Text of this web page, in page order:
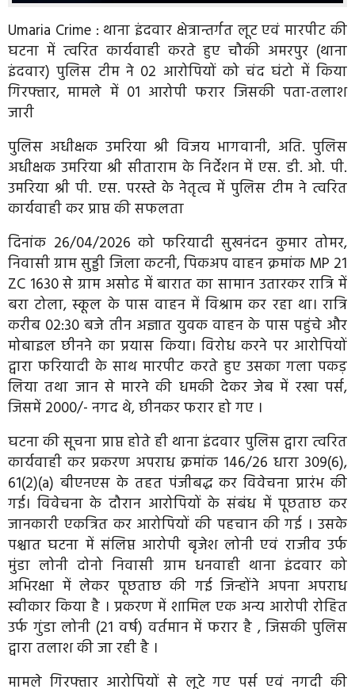
Umaria Crime : थाना इंदवार क्षेत्रान्तर्गत लूट एवं मारपीट की
घटना में त्वरित कार्यवाही करते हुए चौकी अमरपुर (थाना
इंदवार) पुलिस टीम ने 02 आरोपियों को चंद घंटो में किया
गिरफ्तार, मामले में 01 आरोपी फरार जिसकी पता-तलाश
जारी
पुलिस अधीक्षक उमरिया श्री विजय भागवानी, अति. पुलिस
अधीक्षक उमरिया श्री सीताराम के निर्देशन में एस. डी. ओ. पी.
उमरिया श्री पी. एस. परस्ते के नेतृत्व में पुलिस टीम ने त्वरित
कार्यवाही कर प्राप्त की सफलता
दिनांक 26/04/2026 को फरियादी सुखनंदन कुमार तोमर,
निवासी ग्राम सुड्डी जिला कटनी, पिकअप वाहन क्रमांक MP 21
ZC 1630 से ग्राम असोढ में बारात का सामान उतारकर रात्रि में
बरा टोला, स्कूल के पास वाहन में विश्राम कर रहा था। रात्रि
करीब 02:30 बजे तीन अज्ञात युवक वाहन के पास पहुंचे और
मोबाइल छीनने का प्रयास किया। विरोध करने पर आरोपियों
द्वारा फरियादी के साथ मारपीट करते हुए उसका गला पकड़
लिया तथा जान से मारने की धमकी देकर जेब में रखा पर्स,
जिसमें ₹2000/- नगद थे, छीनकर फरार हो गए ।
घटना की सूचना प्राप्त होते ही थाना इंदवार पुलिस द्वारा त्वरित
कार्यवाही कर प्रकरण अपराध क्रमांक 146/26 धारा 309(6),
61(2)(a) बीएनएस के तहत पंजीबद्ध कर विवेचना प्रारंभ की
गई। विवेचना के दौरान आरोपियों के संबंध में पूछताछ कर
जानकारी एकत्रित कर आरोपियों की पहचान की गई । उसके
पश्चात घटना में संलिप्त आरोपी बृजेश लोनी एवं राजीव उर्फ
मुंडा लोनी दोनो निवासी ग्राम धनवाही थाना इंदवार को
अभिरक्षा में लेकर पूछताछ की गई जिन्होंने अपना अपराध
स्वीकार किया है । प्रकरण में शामिल एक अन्य आरोपी रोहित
उर्फ गुंडा लोनी (21 वर्ष) वर्तमान में फरार है , जिसकी पुलिस
द्वारा तलाश की जा रही है ।
मामले गिरफ्तार आरोपियों से लूटे गए पर्स एवं नगदी की